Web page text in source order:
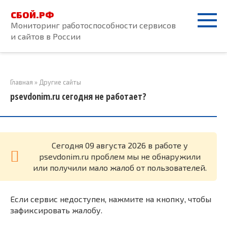
контенту
СБОЙ.РФ
Мониторинг работоспособности сервисов
и сайтов в России
Главная » Другие сайты
psevdonim.ru сегодня не работает?
Cегодня 09 августа 2026 в работе у
psevdonim.ru проблем мы не обнаружили
или получили мало жалоб от пользователей.
Если сервис недоступен, нажмите на кнопку, чтобы
зафиксировать жалобу.